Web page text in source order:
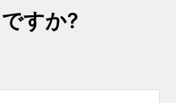
すか?